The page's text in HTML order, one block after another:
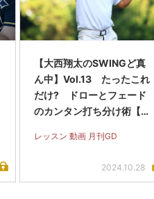
【大西翔太のSWINGど真
ん中】Vol.13 たったこれ
だけ? ドローとフェード
のカンタン打ち分け術【動
レッスン 動画 月刊GD
2024.10.28